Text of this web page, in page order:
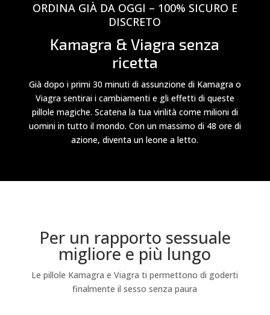
ORDINA GIÀ DA OGGI – 100% SICURO E
DISCRETO
Kamagra & Viagra senza
ricetta
Già dopo i primi 30 minuti di assunzione di Kamagra o
Viagra sentirai i cambiamenti e gli effetti di queste
pillole magiche. Scatena la tua virilità come milioni di
uomini in tutto il mondo. Con un massimo di 48 ore di
azione, diventa un leone a letto.
Per un rapporto sessuale
migliore e più lungo
Le pillole Kamagra e Viagra ti permettono di goderti
finalmente il sesso senza paura